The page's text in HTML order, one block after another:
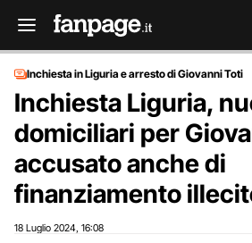
Inchiesta in Liguria e arresto di Giovanni Toti
Inchiesta Liguria,
domiciliari per
accusato anche di
finanziamento
18 Luglio 2024 16:08